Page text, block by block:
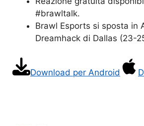
#brawltalk.
Brawl Esports si sposta in
Dreamhack di Dallas (23-
Download per Android